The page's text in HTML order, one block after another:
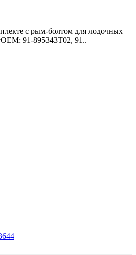
с рым-болтом для лодочных
91-895343T02, 91..